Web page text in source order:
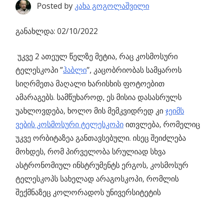
Posted by კახა გოგოლაშვილი
განახლდა: 02/10/2022
უკვე 2 ათეულ წელზე მეტია, რაც კოსმოსური
ტელესკოპი ”ჰაბლი”, კაცობრიობას სამყაროს
სიღრმეთამაღალი ხარისხის ფოტოებით
ამარაგებს. სამწუხაროდ, ეს მისია დასასრულს
უახლოვდება, ხოლო მის მემკვიდრედ კიჯეიმს
ვების კოსმოსური ტელესკოპიითვლება, რომელიც
უკვე ორბიტაზეა განთავსებული. ისეც შეიძლება
მოხდეს, რომ პირველობა სრულიად სხვა
ასტრონომიულ ინსტრუმენტს ერგოს, კოსმოსურ
ტელესკოპს სახელად არაგოსკოპი, რომლის
შექმნაზეც კოლორადოს უნივერსიტეტის